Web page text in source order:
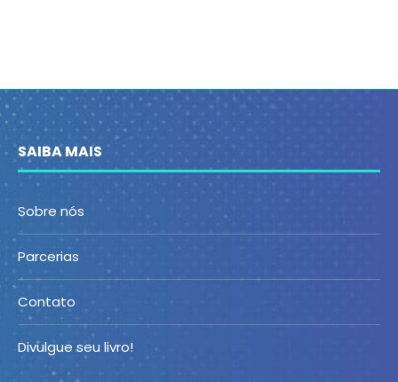
SAIBA MAIS
Sobre nós
Parcerias
Contato
Divulgue seu livro!